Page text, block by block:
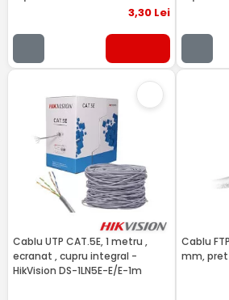
3,30Lei
Cablu UTP CAT.5E, 1 metru ,
ecranat , cupru integral -
HikVision DS-1LN5E-E/E-1m
Cablu
mm, pret